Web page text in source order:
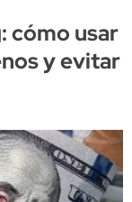
cómo usar
y evitar